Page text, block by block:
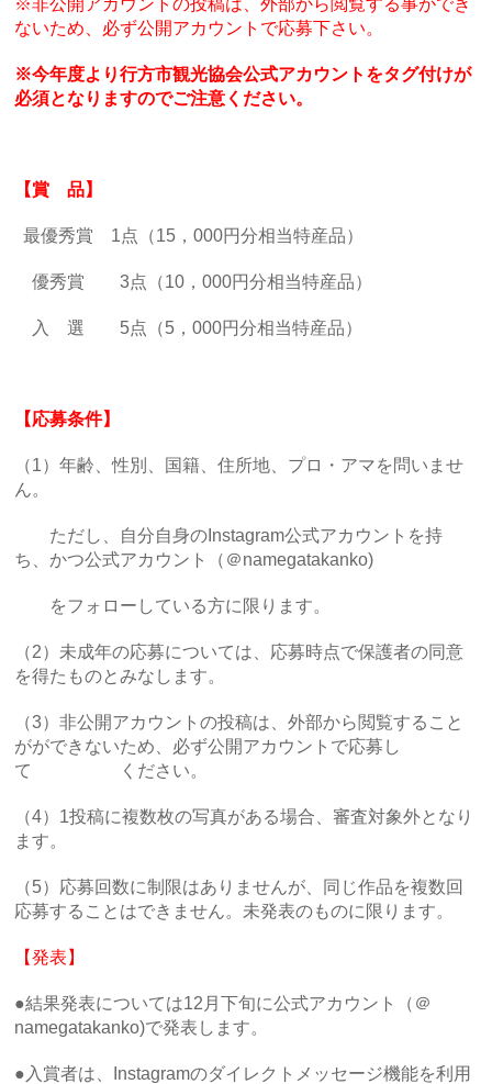
ないため、必ず公開アカウントで応募下さい。
※今年度より行方市観光協会公式アカウントをタグ付けが
必須となりますのでご注意ください。
【賞 品】
最優秀賞 1点（15，000円分相当特産品）
優秀賞 3点（10，000円分相当特産品）
入 選 5点（5，000円分相当特産品）
【応募条件】
（1）年齢、性別、国籍、住所地、プロ・アマを問いませ
ん。
ただし、自分自身のInstagram公式アカウントを持
ち、かつ公式アカウント（＠namegatakanko)
をフォローしている方に限ります。
（2）未成年の応募については、応募時点で保護者の同意
を得たものとみなします。
（3）非公開アカウントの投稿は、外部から閲覧すること
がができないため、必ず公開アカウントで応募し
て ください。
（4）1投稿に複数枚の写真がある場合、審査対象外となり
ます。
（5）応募回数に制限はありませんが、同じ作品を複数回
応募することはできません。未発表のものに限ります。
【発表】
●結果発表については12月下旬に公式アカウント（＠
namegatakanko)で発表します。
●入賞者は、Instagramのダイレクトメッセージ機能を利用